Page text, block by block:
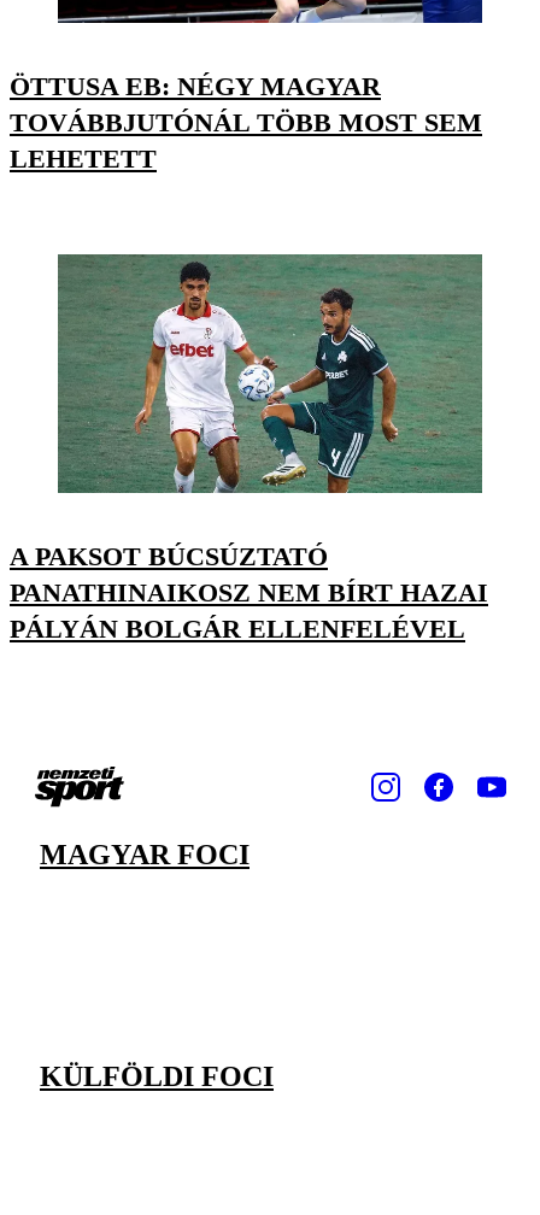
ÖTTUSA EB: NÉGY MAGYAR
TOVÁBBJUTÓNÁL TÖBB MOST SEM
LEHETETT
A PAKSOT BÚCSÚZTATÓ
PANATHINAIKOSZ NEM BÍRT HAZAI
PÁLYÁN BOLGÁR ELLENFELÉVEL
MAGYAR FOCI
KÜLFÖLDI FOCI